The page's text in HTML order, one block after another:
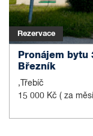
Rezervace
Pronájem bytu
Březník
,Třebíč
15 000 Kč ( za